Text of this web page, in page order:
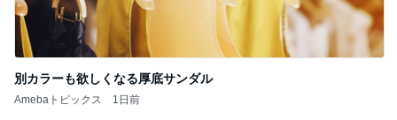
別カラーも欲しくなる厚底サンダル
Amebaトピックス 1日前